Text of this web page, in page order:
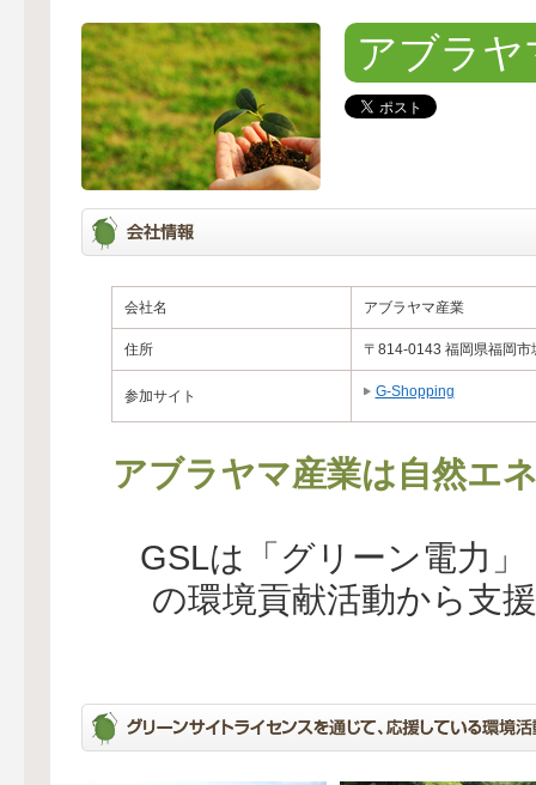
アブラヤ
会社名 アブラヤマ産業
住所 〒814-0143 福岡県福岡
参加サイト G-Shopping
アブラヤマ産業は自然エ
GSLは「グリーン電力
の環境貢献活動から支